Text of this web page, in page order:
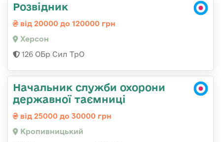
Розвідник
від 20000 до 120000 грн
Херсон
126 ОБр Сил ТрО
Начальник служби охорони
державної таємниці
від 25000 до 30000 грн
Кропивницький